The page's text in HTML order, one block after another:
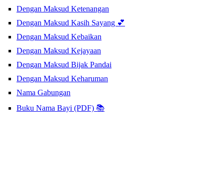
Dengan Maksud Ketenangan
Dengan Maksud Kasih Sayang 💕
Dengan Maksud Kebaikan
Dengan Maksud Kejayaan
Dengan Maksud Bijak Pandai
Dengan Maksud Keharuman
Nama Gabungan
Buku Nama Bayi (PDF) 📚